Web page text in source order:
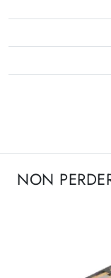
NON